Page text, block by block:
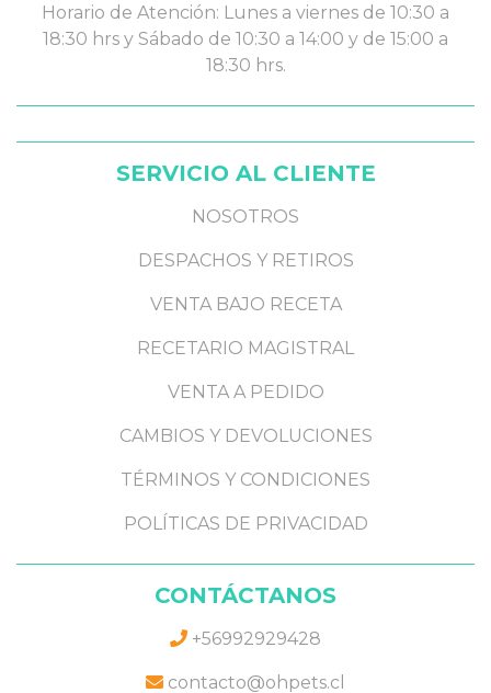
Horario de Atención: Lunes a viernes de 10:30 a
18:30 hrs y Sábado de 10:30 a 14:00 y de 15:00 a
18:30 hrs.
SERVICIO AL CLIENTE
NOSOTROS
DESPACHOS Y RETIROS
VENTA BAJO RECETA
RECETARIO MAGISTRAL
VENTA A PEDIDO
CAMBIOS Y DEVOLUCIONES
TÉRMINOS Y CONDICIONES
POLÍTICAS DE PRIVACIDAD
CONTÁCTANOS
+56992929428
contacto@ohpets.cl